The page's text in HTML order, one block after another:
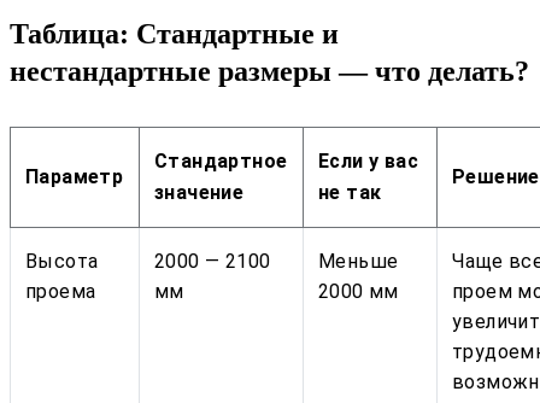
Таблица: Стандартные и
нестандартные размеры — что делать?
Параметр
Стандартное
значение
Если у вас
не так
Решение
Высота
проема
2000 — 2100
мм
Меньше
2000 мм
Чаще
проем